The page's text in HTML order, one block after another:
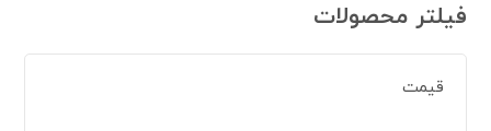
فیلتر محصولات
قیمت